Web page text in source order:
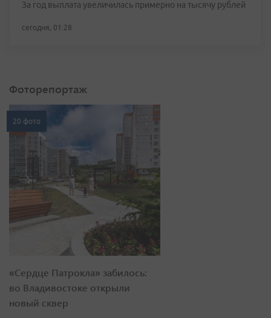
За год выплата увеличилась примерно на тысячу рублей
сегодня, 01:28
Фоторепортаж
20 фото
«Сердце Патрокла» забилось:
во Владивостоке открыли
новый сквер